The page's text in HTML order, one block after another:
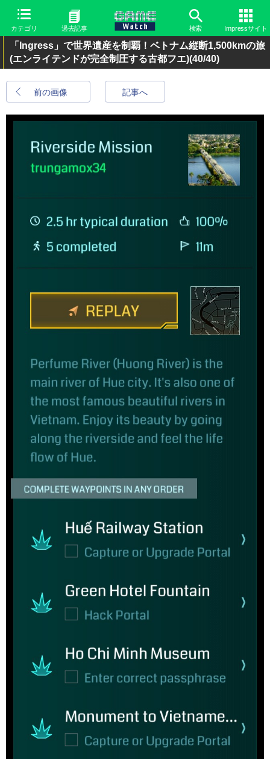
カテゴリ 過去記事 検索 Impressサイト
「Ingress」で世界遺産を制覇！ベトナム縦断1,500kmの旅
(エンライテンドが完全制圧する古都フエ)(40/40)
前の画像 記事へ